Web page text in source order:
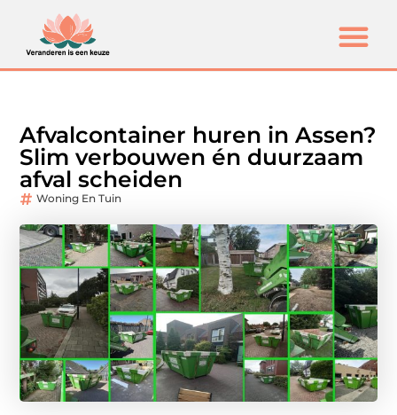
Afvalcontainer huren in Assen?
Slim verbouwen én duurzaam
afval scheiden
Woning En Tuin